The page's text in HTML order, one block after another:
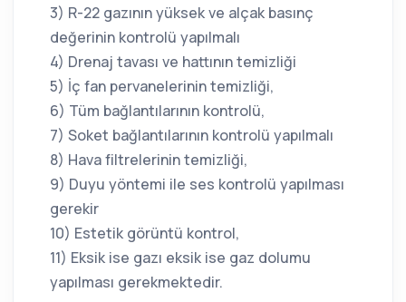
3) R-22 gazının yüksek ve alçak basınç
değerinin kontrolü yapılmalı
4) Drenaj tavası ve hattının temizliği
5) İç fan pervanelerinin temizliği,
6) Tüm bağlantılarının kontrolü,
7) Soket bağlantılarının kontrolü yapılmalı
8) Hava filtrelerinin temizliği,
9) Duyu yöntemi ile ses kontrolü yapılması
gerekir
10) Estetik görüntü kontrol,
11) Eksik ise gazı eksik ise gaz dolumu
yapılması gerekmektedir.